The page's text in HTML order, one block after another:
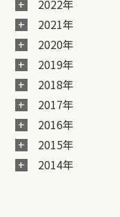
2022年
2021年
2020年
2019年
2018年
2017年
2016年
2015年
2014年